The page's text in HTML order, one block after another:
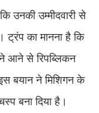
उनकी उम्मीदवारी से
ट्रंप का मानना है कि
आने से रिपब्लिकन
बयान ने मिशिगन के
बना दिया है।